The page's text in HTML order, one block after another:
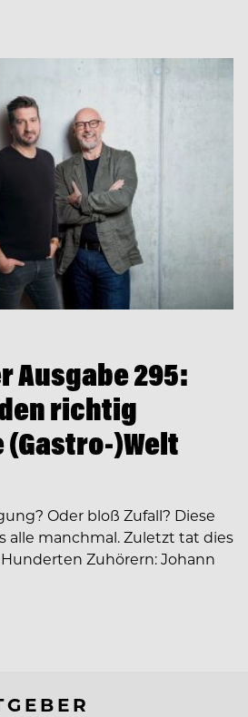
Ausgabe 295:
richtig
)Welt
Oder bloß Zufall? Diese
alle manchmal. Zuletzt tat dies
Zuhörern: Johann